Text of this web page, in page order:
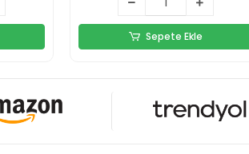
Sepete Ekle